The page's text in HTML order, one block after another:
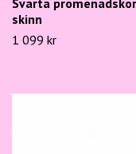
Svarta
skinn
1 099 kr